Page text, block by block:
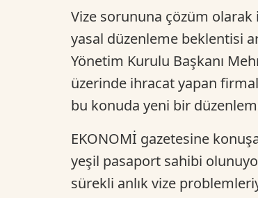
Vize sorununa çözüm olarak
yasal düzenleme beklentisi
Yönetim Kurulu Başkanı
üzerinde ihracat yapan
bu konuda yeni bir
EKONOMİ gazetesine
yeşil pasaport sahibi
sürekli anlık vize